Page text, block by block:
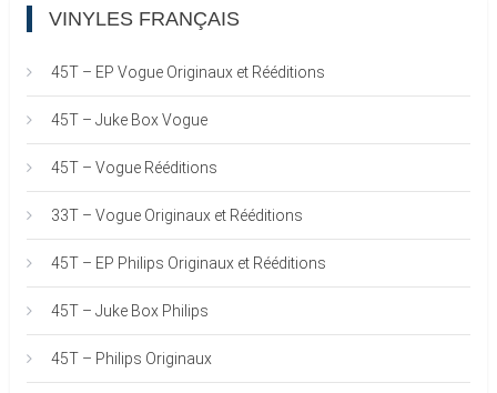
VINYLES FRANÇAIS
45T – EP Vogue Originaux et Rééditions
45T – Juke Box Vogue
45T – Vogue Rééditions
33T – Vogue Originaux et Rééditions
45T – EP Philips Originaux et Rééditions
45T – Juke Box Philips
45T – Philips Originaux